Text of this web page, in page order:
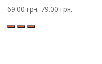
69.00 грн. 79.00 грн.